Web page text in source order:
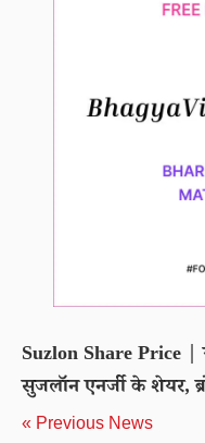
Suzlon Share Price |
सुजलॉन एनर्जी के शेयर,
« Previous News